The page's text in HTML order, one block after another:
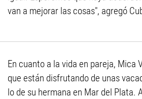
van a mejorar las cosas", agregó
En cuanto a la vida en pareja, Mica
que están disfrutando de unas
lo de su hermana en Mar del Plata.